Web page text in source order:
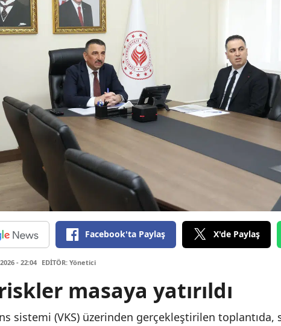
Facebook'ta Paylaş X'de Paylaş
- 22:04 EDİTÖR: Yönetici
masaya yatırıldı
sistemi (VKS) üzerinden gerçekleştirilen toplantıda,